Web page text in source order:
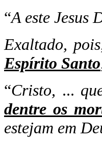
“A este Jesus
Exaltado,
Espírito Santo
“Cristo, ...
dentre os
estejam em